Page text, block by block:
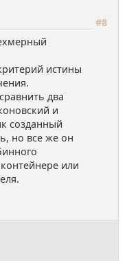
#8
истины
два
и
созданный
но все же он
или